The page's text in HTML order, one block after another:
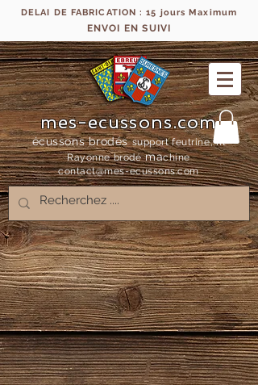
DELAI DE FABRICATION : 15 jours Maximum
ENVOI EN SUIVI
mes-ecussons.com
écussons brodés support feutrine, fil
Rayonne brodémachine
contact@mes-ecussons.com